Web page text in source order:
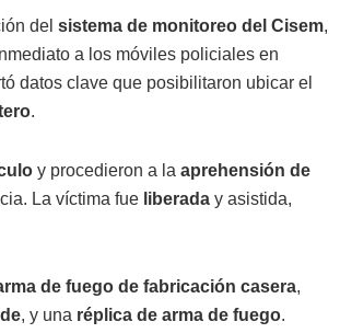
del sistema de monitoreo del Cisem,
a los móviles policiales en
datos clave que posibilitaron ubicar el
.
y procedieron a la aprehensión de
La víctima fue liberada y asistida,
de fuego de fabricación casera,
, y una réplica de arma de fuego.